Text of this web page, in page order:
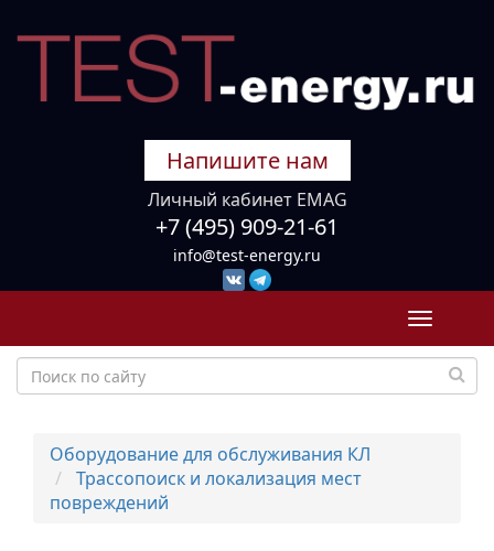
Напишите нам
Личный кабинет EMAG
+7 (495) 909-21-61
info@test-energy.ru
Toggle
Оборудование для обслуживания КЛ
Трассопоиск и локализация мест
повреждений